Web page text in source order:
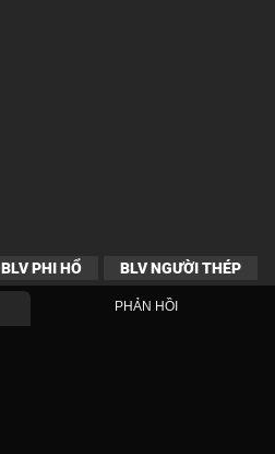
BLV PHI HỔ BLV NGƯỜI THÉP
PHẢN HỒI